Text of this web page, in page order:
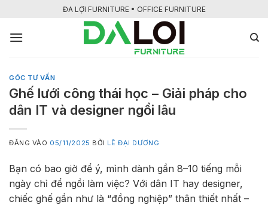
nội
ĐA LỢI FURNITURE • OFFICE FURNITURE
GÓC TƯ VẤN
Ghế lưới công thái học – Giải pháp cho
dân IT và designer ngồi lâu
ĐĂNG VÀO 05/11/2025 BỞI LÊ ĐẠI DƯƠNG
Bạn có bao giờ để ý, mình dành gần 8–10 tiếng mỗi
ngày chỉ để ngồi làm việc? Với dân IT hay designer,
chiếc ghế gần như là “đồng nghiệp” thân thiết nhất –